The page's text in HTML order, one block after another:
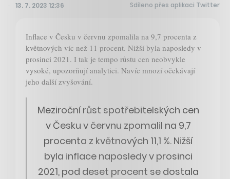
13. 7. 2023 12:36 Sdíleno přes aplikaci Twitter
Inflace v Česku v červnu zpomalila na 9,7 procenta z
květnových víc než 11 procent. Nižší byla naposledy v
prosinci 2021. I tak je tempo růstu cen neobvykle
vysoké, upozorňují analytici. Navíc mnozí očekávají
jeho další zvyšování.
Meziroční růst spotřebitelských cen
v Česku v červnu zpomalil na 9,7
procenta z květnových 11,1 %. Nižší
byla inflace naposledy v prosinci
2021, pod deset procent se dostala